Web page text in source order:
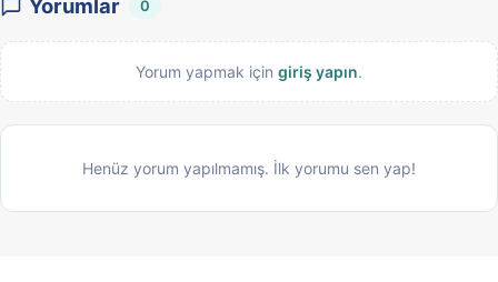
Yorumlar 0
Yorum yapmak için giriş yapın.
Henüz yorum yapılmamış. İlk yorumu sen yap!